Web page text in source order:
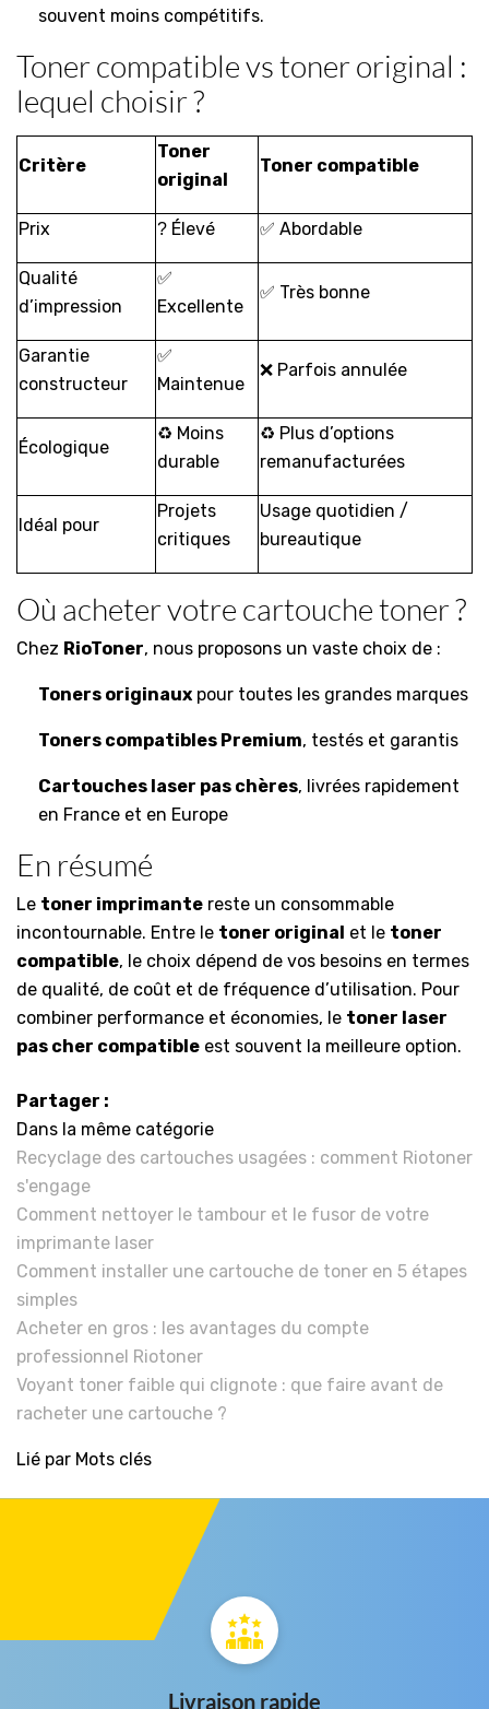
souvent moins compétitifs.
Toner compatible vs toner original :
lequel choisir ?
Critère
Toner
original
Toner compatible
Prix ? Élevé ✅ Abordable
Qualité
d’impression
✅
Excellente
✅ Très bonne
Garantie
constructeur
✅
Maintenue
❌ Parfois annulée
Écologique
♻️ Moins
durable
♻️ Plus d’options
remanufacturées
Idéal pour
Projets
critiques
Usage quotidien /
bureautique
Où acheter votre cartouche toner ?
Chez RioToner, nous proposons un vaste choix de :
Toners originaux pour toutes les grandes marques
Toners compatibles Premium, testés et garantis
Cartouches laser pas chères, livrées rapidement
en France et en Europe
En résumé
Le toner imprimante reste un consommable
incontournable. Entre le toner original et le toner
compatible, le choix dépend de vos besoins en termes
de qualité, de coût et de fréquence d’utilisation. Pour
combiner performance et économies, le toner laser
pas cher compatible est souvent la meilleure option.
Partager :
Dans la même catégorie
Recyclage des cartouches usagées : comment Riotoner
s'engage
Comment nettoyer le tambour et le fusor de votre
imprimante laser
Comment installer une cartouche de toner en 5 étapes
simples
Acheter en gros : les avantages du compte
professionnel Riotoner
Voyant toner faible qui clignote : que faire avant de
racheter une cartouche ?
Lié par Mots clés
Livraison rapide